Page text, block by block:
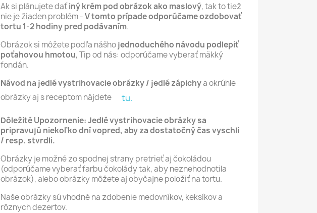
Ak si plánujete daťiný krém pod obrázok ako maslový, tak to tiež
nie je žiaden problém -V tomto prípade odporúčame ozdobovať
tortu 1-2 hodiny pred podávaním.
Obrázok si môžete podľa nášhojednoduchého návodu podlepiť
poťahovou hmotou, Tip od nás: odporúčame vyberať mäkký
fondán.
Návod na jedlé vystrihovacie obrázky / jedlé zápichya okrúhle
obrázky aj s receptom nájdete
tu.
Dôležité Upozornenie: Jedlé vystrihovacie obrázky sa
pripravujú niekoľko dní vopred, aby za dostatočný čas vyschli
/ resp. stvrdli.
Obrázky je možné zo spodnej strany pretrieť aj čokoládou
(odporúčame vyberať farbu čokolády tak, aby neznehodnotila
obrázok), alebo obrázky môžete aj obyčajne položiť na tortu.
Naše obrázky sú vhodné na zdobenie medovníkov, keksíkov a
rôznych dezertov.